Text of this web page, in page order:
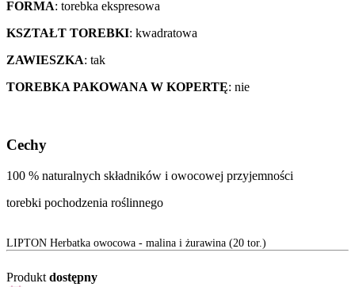
FORMA: torebka ekspresowa
KSZTAŁT TOREBKI: kwadratowa
ZAWIESZKA: tak
TOREBKA PAKOWANA W KOPERTĘ: nie
Cechy
100 % naturalnych składników i owocowej przyjemności
torebki pochodzenia roślinnego
LIPTON Herbatka owocowa - malina i żurawina (20 tor.)
Produkt dostępny